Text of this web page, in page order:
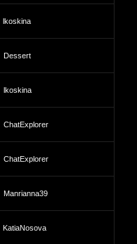
lkoskina
Dessert
lkoskina
ChatExplorer
ChatExplorer
Manrianna39
KatiaNosova